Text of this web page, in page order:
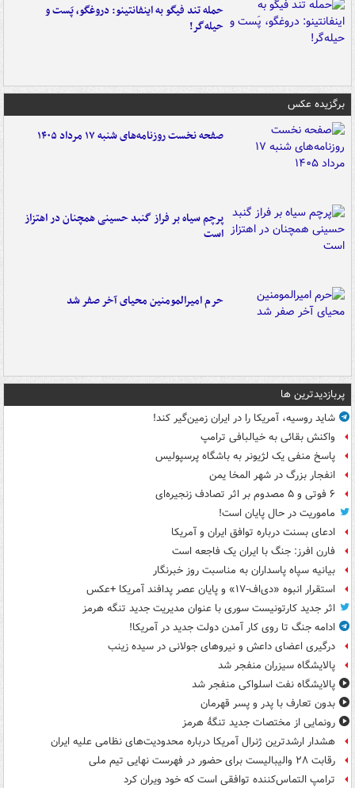
حمله تند فیگو به اینفانتینو: دروغگو، پَست‌ و
حیله‌گر!
برگزیده عکس
صفحه نخست روزنامه‌های شنبه ۱۷ مرداد ۱۴۰۵
پرچم سیاه بر فراز گنبد حسینی همچنان در اهتزاز
است
حرم امیرالمومنین محیای آخر صفر شد
پربازدیدترین ها
شاید روسیه، آمریکا را در ایران زمین‌گیر کند!
واکنش بقائی به خیالبافی ترامپ
پاسخ منفی یک لژیونر به باشگاه پرسپولیس
انفجار بزرگ در شهر المخا یمن
۶ فوتی و ۵ مصدوم بر اثر تصادف زنجیره‌ای
ماموریت در حال پایان است!
ادعای بسنت درباره توافق ایران و آمریکا
فارن افرز: جنگ با ایران یک فاجعه است
بیانیه سپاه پاسداران به مناسبت روز خبرنگار
استقرار انبوه «دی‌اف‑۱۷» و پایان عصر پدافند آمریکا +عکس
اثر جدید کارتونیست سوری با عنوان مدیریت جدید تنگه هرمز
ادامه جنگ تا روی کار آمدن دولت جدید در آمریکا!
درگیری اعضای داعش و نیروهای جولانی در سیده زینب
پالایشگاه سیزران منفجر شد
پالایشگاه نفت اسلواکی منفجر شد
بدون تعارف با پدر و پسر قهرمان
رونمایی از مختصات جدید تنگۀ هرمز
هشدار ارشدترین ژنرال آمریکا درباره محدودیت‌های نظامی علیه ایران
رقابت ۲۸ والیبالیست برای حضور در فهرست نهایی تیم ملی
ترامپ التماس‌کننده توافقی است که خود ویران کرد